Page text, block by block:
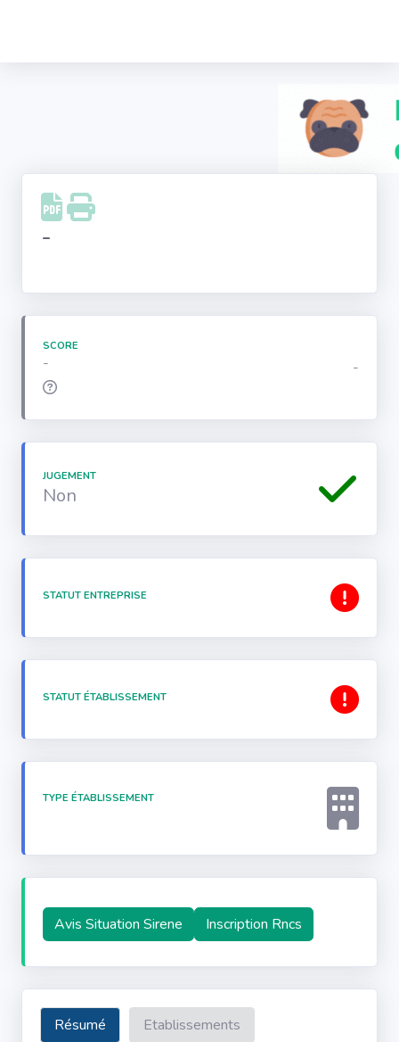
Facebook
Instagram
-
SCORE
- -
JUGEMENT
Non
STATUT ENTREPRISE
STATUT ÉTABLISSEMENT
TYPE ÉTABLISSEMENT
Avis Situation Sirene Inscription Rncs
Résumé
Etablissements